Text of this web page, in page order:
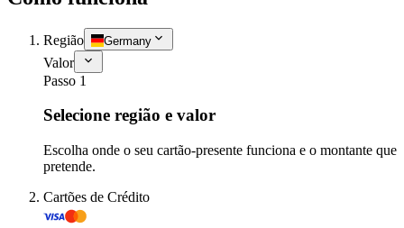
Região Germany
Valor
Passo 1
Selecione região e valor
Escolha onde o seu cartão-presente funciona e o montante que
pretende.
Cartões de Crédito